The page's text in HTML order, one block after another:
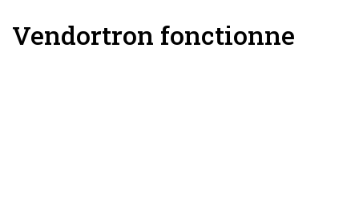
Vendortron fonctionne